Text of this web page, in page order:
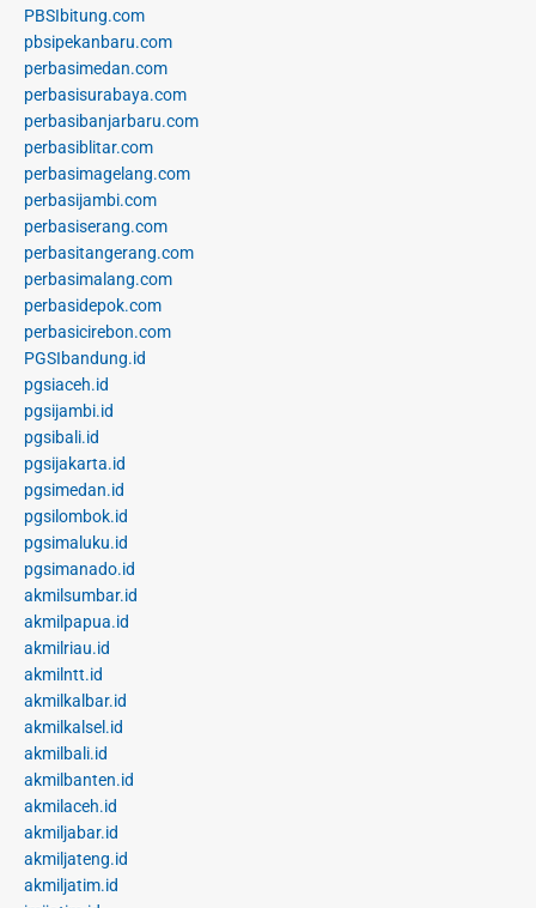
PBSIbitung.com
pbsipekanbaru.com
perbasimedan.com
perbasisurabaya.com
perbasibanjarbaru.com
perbasiblitar.com
perbasimagelang.com
perbasijambi.com
perbasiserang.com
perbasitangerang.com
perbasimalang.com
perbasidepok.com
perbasicirebon.com
PGSIbandung.id
pgsiaceh.id
pgsijambi.id
pgsibali.id
pgsijakarta.id
pgsimedan.id
pgsilombok.id
pgsimaluku.id
pgsimanado.id
akmilsumbar.id
akmilpapua.id
akmilriau.id
akmilntt.id
akmilkalbar.id
akmilkalsel.id
akmilbali.id
akmilbanten.id
akmilaceh.id
akmiljabar.id
akmiljateng.id
akmiljatim.id